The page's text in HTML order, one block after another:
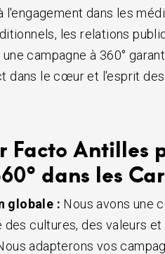
l'engagement dans les
les relations
campagne à 360°
dans le cœur et l'esprit
Facto Antilles
dans les
globale : Nous avons une
cultures, des valeurs et
adapterons vos